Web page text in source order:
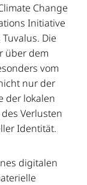
Change
Initiative
Die
über dem
vom
nur der
der lokalen
Verlusten
Identität.
digitalen